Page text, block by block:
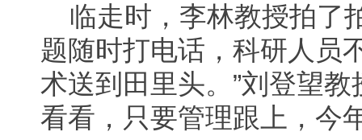
临走时，李林教授拍了
题随时打电话，科研人员
术送到田里头。”刘登望
看看，只要管理跟上，今